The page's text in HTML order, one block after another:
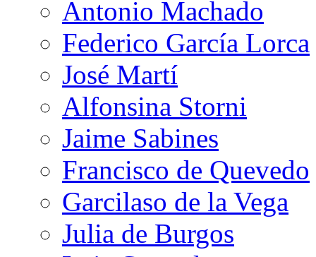
Antonio Machado
Federico García Lorca
José Martí
Alfonsina Storni
Jaime Sabines
Francisco de Quevedo
Garcilaso de la Vega
Julia de Burgos